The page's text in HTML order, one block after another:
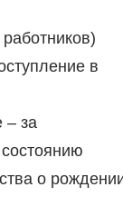
в
– за
о